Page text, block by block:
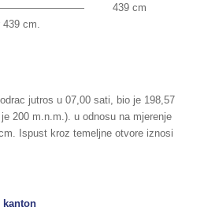
439 cm
cm.
jutros u 07,00 sati, bio je 198,57
200 m.n.m.). u odnosu na mjerenje
Ispust kroz temeljne otvore iznosi
kanton